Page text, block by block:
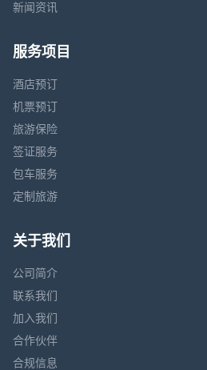
新闻资讯
服务项目
酒店预订
机票预订
旅游保险
签证服务
包车服务
定制旅游
关于我们
公司简介
联系我们
加入我们
合作伙伴
合规信息